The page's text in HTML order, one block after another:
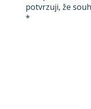
potvrzuji, že
*